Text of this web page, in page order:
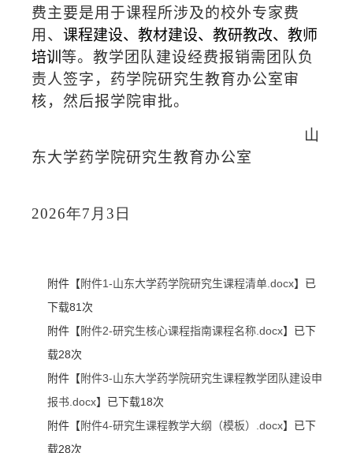
费主要是用于课程所涉及的校外专家费
用、 课程建设、教材建设、教研教改、教师
培训 等。教学团队建设经费报销需团队负
责人签字，药学院研究生教育办公室审
核，然后报学院审批。
山
东大学药学院研究生教育办公室
2026年7 月 3 日
附件【附件1-山东大学药学院研究生课程清单.docx】已
下载81 次
附件【附件2-研究生核心课程指南课程名称.docx】已下
载28次
附件【附件3-山东大学药学院研究生课程教学团队建设申
报书.docx】已下载18次
附件【附件4-研究生课程教学大纲（模板）.docx】已下
载28次